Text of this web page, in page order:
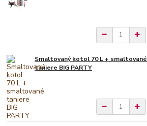
Smaltovaný kotol 70 L + smaltované
taniere BIG PARTY